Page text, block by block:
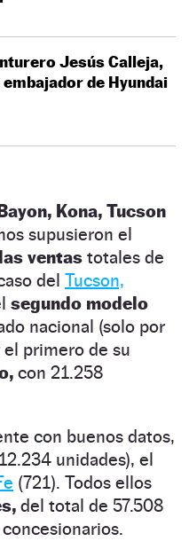
Jesús Calleja,
embajador de Hyundai
Kona, Tucson
supusieron el
ventas totales de
del Tucson,
segundo modelo
nacional (solo por
el primero de su
con 21.258
con buenos datos,
unidades), el
(721). Todos ellos
del total de 57.508